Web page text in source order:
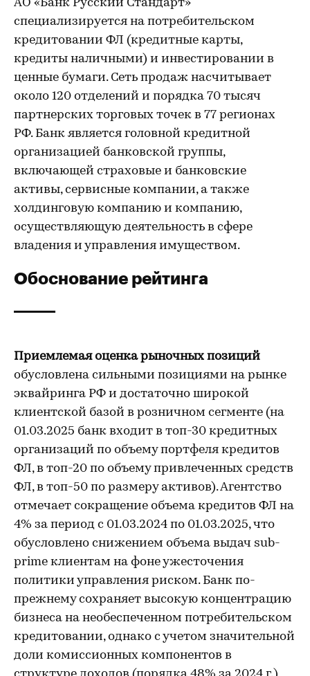
АО «Банк Русский Стандарт»
специализируется на потребительском
кредитовании ФЛ (кредитные карты,
кредиты наличными) и инвестировании в
ценные бумаги. Сеть продаж насчитывает
около 120 отделений и порядка 70 тысяч
партнерских торговых точек в 77 регионах
РФ. Банк является головной кредитной
организацией банковской группы,
включающей страховые и банковские
активы, сервисные компании, а также
холдинговую компанию и компанию,
осуществляющую деятельность в сфере
владения и управления имуществом.
Обоснование рейтинга
Приемлемая оценка рыночных позиций
обусловлена сильными позициями на рынке
эквайринга РФ и достаточно широкой
клиентской базой в розничном сегменте (на
01.03.2025 банк входит в топ-30 кредитных
организаций по объему портфеля кредитов
ФЛ, в топ-20 по объему привлеченных средств
ФЛ, в топ-50 по размеру активов). Агентство
отмечает сокращение объема кредитов ФЛ на
4% за период с 01.03.2024 по 01.03.2025, что
обусловлено снижением объема выдач sub-
prime клиентам на фоне ужесточения
политики управления риском. Банк по-
прежнему сохраняет высокую концентрацию
бизнеса на необеспеченном потребительском
кредитовании, однако с учетом значительной
доли комиссионных компонентов в